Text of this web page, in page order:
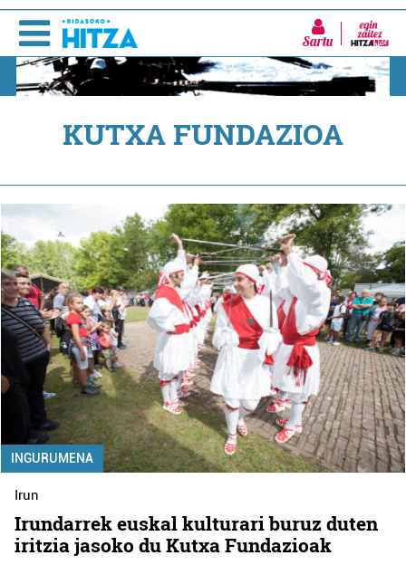
Sartu
KUTXA FUNDAZIOA
INGURUMENA
Irun
Irundarrek euskal kulturari buruz duten
iritzia jasoko du Kutxa Fundazioak